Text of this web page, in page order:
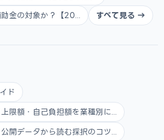
金の対象か？【20... すべて見る →
ド
限額・自己負担額を業種別に...
開データから読む採択のコツ...